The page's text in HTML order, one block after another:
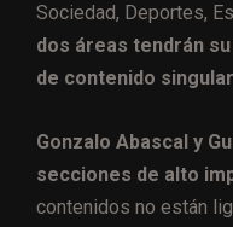
Sociedad, Deportes,
dos áreas tendrán
de contenido
Gonzalo Abascal y
secciones de alto
contenidos no están